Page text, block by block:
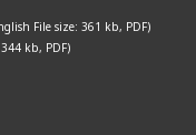
File size: 361 kb, PDF)
kb, PDF)